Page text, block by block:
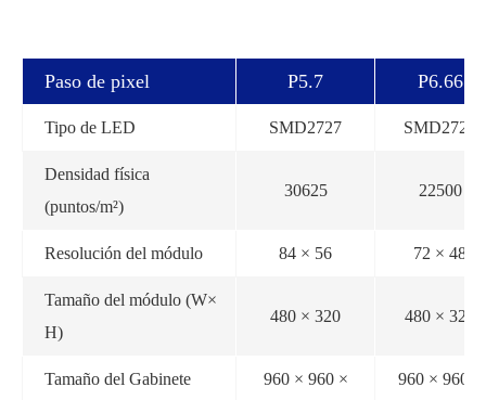
Paso de pixel P5.7 P6.66
Tipo de LED SMD2727 SMD2727
Densidad física
(puntos/m²)
30625 22500
Resolución del módulo 84 × 56 72 × 48
Tamaño del módulo (W×
H)
480 × 320 480 × 320
Tamaño del Gabinete
960 × 960 ×
960 × 960 ×